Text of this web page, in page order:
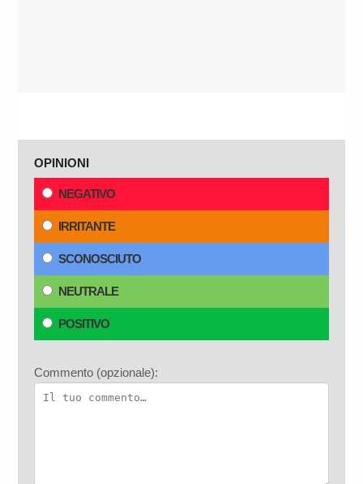
OPINIONI
NEGATIVO
IRRITANTE
SCONOSCIUTO
NEUTRALE
POSITIVO
Commento (opzionale):